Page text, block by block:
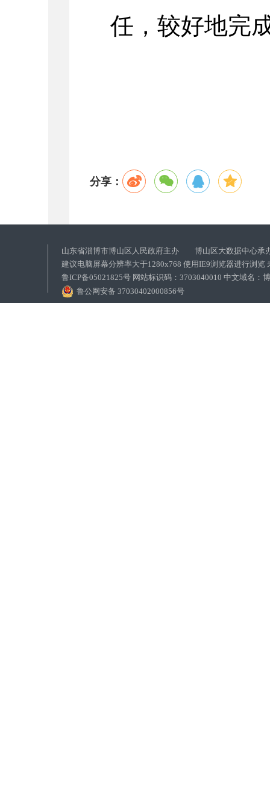
任，较好地完
分享：
山东省淄博市博山区人民政府主办 博山区大数据中心承
建议电脑屏幕分辨率大于1280x768 使用IE9浏览器进行浏览
鲁ICP备05021825号 网站标识码：3703040010 中文域名：
鲁公网安备 37030402000856号